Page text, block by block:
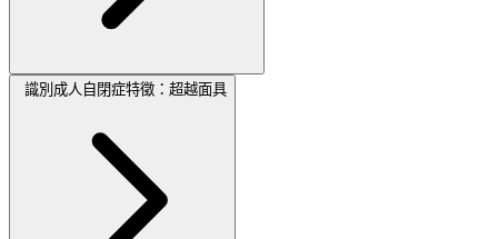
識別成人自閉症特徵：超越面具